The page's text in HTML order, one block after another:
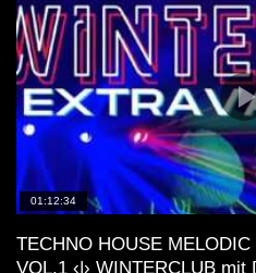
01:12:34
TECHNO HOUSE MELODIC
VOL.1 ‹|› WINTERCLUB mit